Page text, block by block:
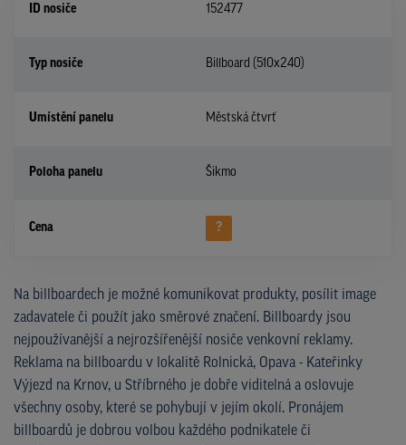
ID nosiče 152477
Typ nosiče Billboard (510x240)
Umístění panelu Městská čtvrť
Poloha panelu Šikmo
Cena ?
Na billboardech je možné komunikovat produkty, posílit image
zadavatele či použít jako směrové značení. Billboardy jsou
nejpoužívanější a nejrozšířenější nosiče venkovní reklamy.
Reklama na billboardu v lokalitě Rolnická, Opava - Kateřinky
Výjezd na Krnov, u Stříbrného je dobře viditelná a oslovuje
všechny osoby, které se pohybují v jejím okolí. Pronájem
billboardů je dobrou volbou každého podnikatele či